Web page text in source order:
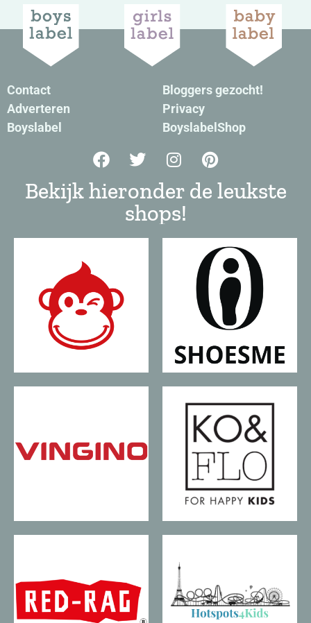
Contact
Adverteren
Boyslabel
Bloggers gezocht!
Privacy
BoyslabelShop
Bekijk hieronder de leukste
shops!